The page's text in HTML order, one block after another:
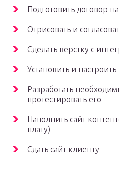
Подготовить договор
Отрисовать и
Сделать верстку с
Установить и настроить
Разработать
протестировать его
Наполнить сайт
плату)
Сдать сайт клиенту